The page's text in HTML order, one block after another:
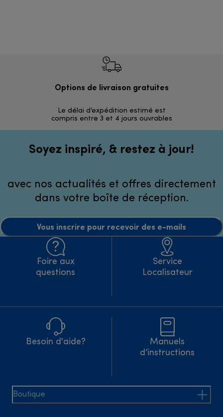
Options de livraison gratuites
Le délai d’expédition estimé est
compris entre 3 et 4 jours ouvrables
Soyez inspiré, & restez à jour!
avec nos actualités et offres directement
dans votre boîte de réception.
Vous inscrire pour recevoir des e-mails
Foire aux
questions
Service
Localisateur
Besoin d'aide?
Manuels
d’instructions
Boutique